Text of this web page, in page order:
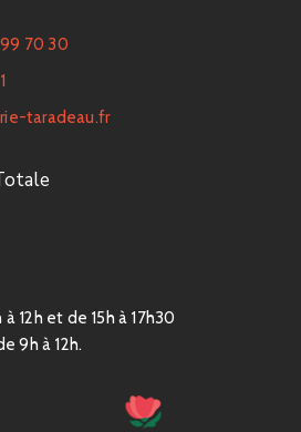
70 30
taradeau.fr
12h et de 15h à 17h30
9h à 12h.